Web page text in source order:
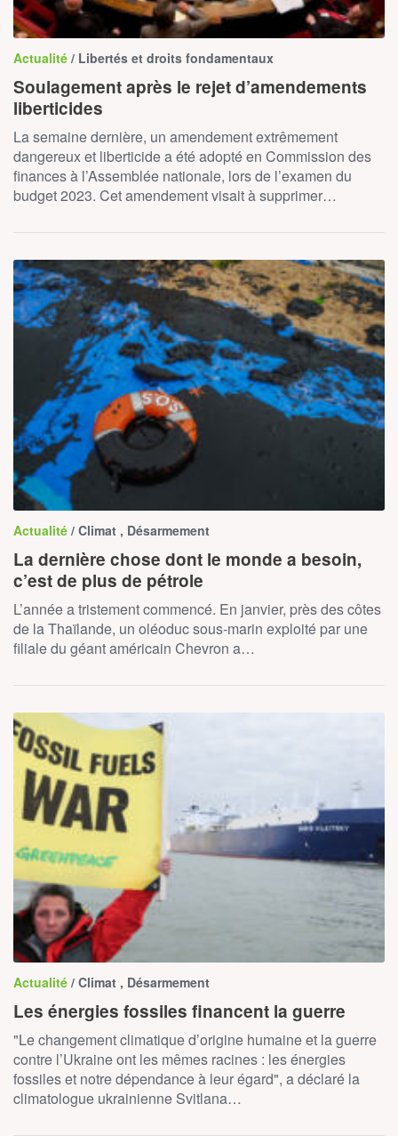
Actualité / Libertés et droits fondamentaux
Soulagement après le rejet d’amendements
liberticides
La semaine dernière, un amendement extrêmement
dangereux et liberticide a été adopté en Commission des
finances à l’Assemblée nationale, lors de l’examen du
budget 2023. Cet amendement visait à supprimer…
Actualité / Climat , Désarmement
La dernière chose dont le monde a besoin,
c’est de plus de pétrole
L’année a tristement commencé. En janvier, près des côtes
de la Thaïlande, un oléoduc sous-marin exploité par une
filiale du géant américain Chevron a…
Actualité / Climat , Désarmement
Les énergies fossiles financent la guerre
"Le changement climatique d’origine humaine et la guerre
contre l’Ukraine ont les mêmes racines : les énergies
fossiles et notre dépendance à leur égard", a déclaré la
climatologue ukrainienne Svitlana…